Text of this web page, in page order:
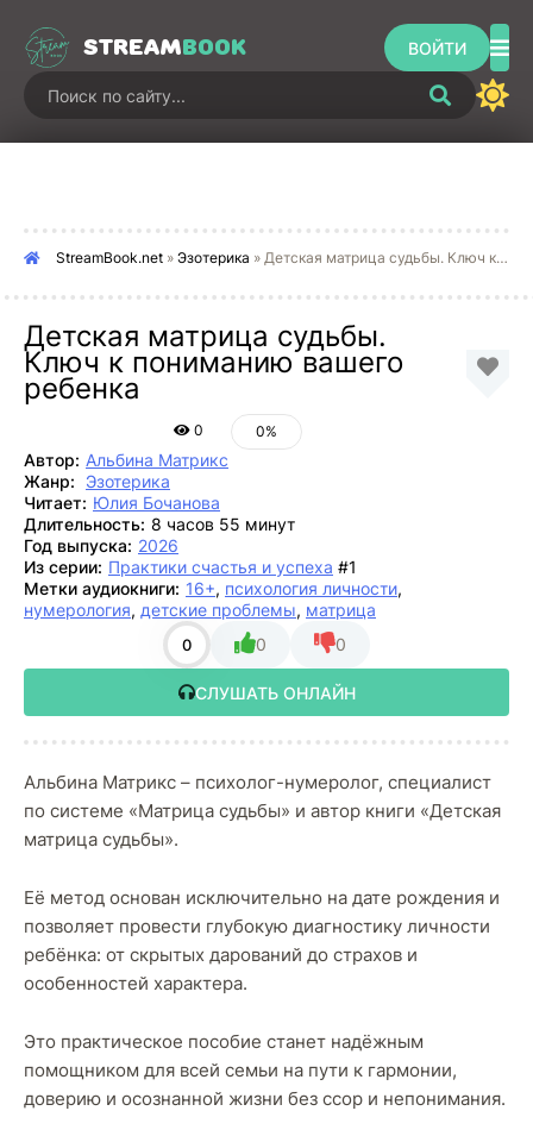
STREAMBOOK ВОЙТИ
StreamBook.net » Эзотерика » Детская матрица судьбы. Ключ к пониманию вашего ребенка
Детская матрица судьбы.
Ключ к пониманию вашего
ребенка
0 0%
Автор: Альбина Матрикс
Жанр:
Эзотерика
Читает: Юлия Бочанова
Длительность: 8 часов 55 минут
Год выпуска: 2026
Из серии: Практики счастья и успеха #1
Метки аудиокниги: 16+, психология личности,
нумерология, детские проблемы, матрица
0 0 0
СЛУШАТЬ ОНЛАЙН
Альбина Матрикс – психолог-нумеролог, специалист
по системе «Матрица судьбы» и автор книги «Детская
матрица судьбы».
Её метод основан исключительно на дате рождения и
позволяет провести глубокую диагностику личности
ребёнка: от скрытых дарований до страхов и
особенностей характера.
Это практическое пособие станет надёжным
помощником для всей семьи на пути к гармонии,
доверию и осознанной жизни без ссор и непонимания.